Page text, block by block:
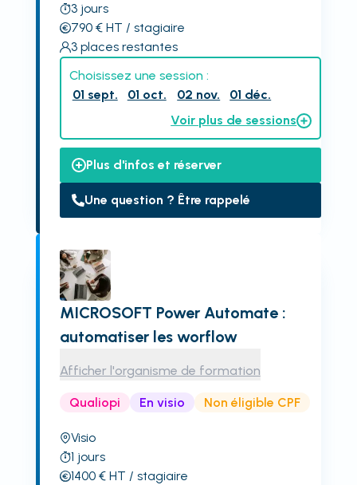
3 jours
790€ HT / stagiaire
3 places restantes
Choisissez une session :
01 sept.
01 oct. 02 nov.
01 déc.
Voir plus de sessions
Plus d'infos et réserver
Une question ? Être rappelé
MICROSOFT Power Automate :
automatiser les worflow
Afficher l'organisme de formation
Qualiopi En visio Non éligible CPF
Visio
1 jours
1400€ HT / stagiaire